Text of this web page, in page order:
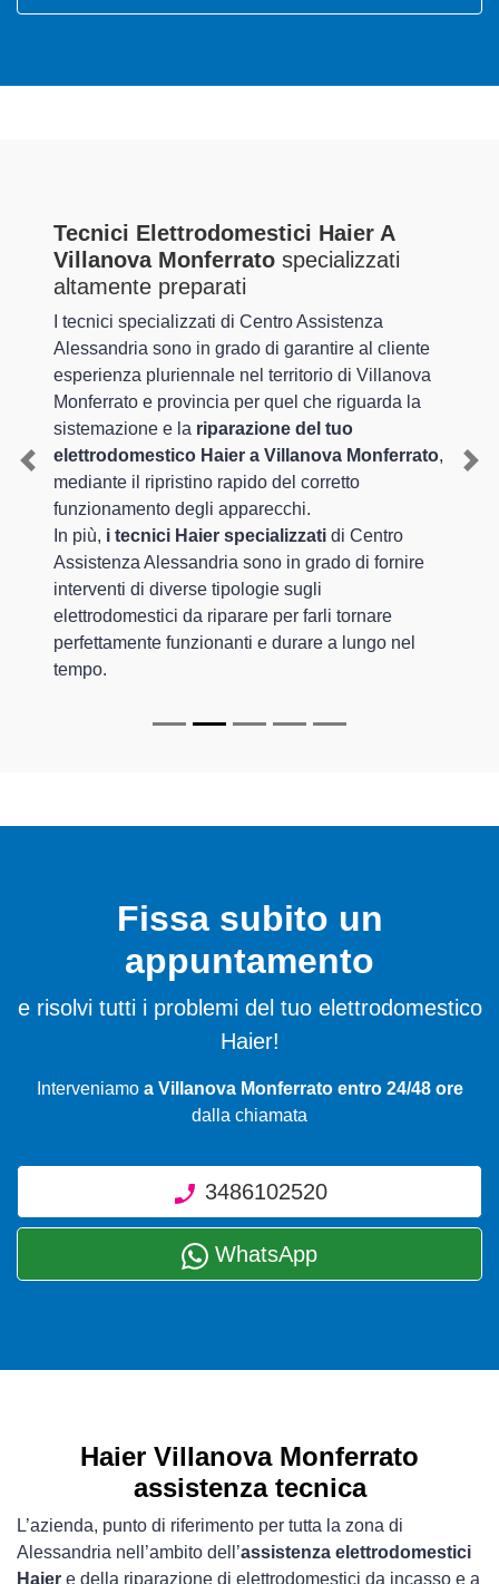
Tecnici Elettrodomestici Haier A
Villanova Monferrato specializzati
altamente preparati
I tecnici specializzati di Centro Assistenza
Alessandria sono in grado di garantire al cliente
esperienza pluriennale nel territorio di Villanova
Monferrato e provincia per quel che riguarda la
sistemazione e la riparazione del tuo
elettrodomestico Haier a Villanova Monferrato,
mediante il ripristino rapido del corretto
funzionamento degli apparecchi.
In più, i tecnici Haier specializzati di Centro
Assistenza Alessandria sono in grado di fornire
interventi di diverse tipologie sugli
elettrodomestici da riparare per farli tornare
perfettamente funzionanti e durare a lungo nel
tempo.
Previous
Fissa subito un
appuntamento
e risolvi tutti i problemi del tuo elettrodomestico
Haier!
Interveniamo a Villanova Monferrato entro 24/48 ore
dalla chiamata
3486102520
WhatsApp
Haier Villanova Monferrato
assistenza tecnica
L’azienda, punto di riferimento per tutta la zona di
Alessandria nell’ambito dell’assistenza elettrodomestici
Haier e della riparazione di elettrodomestici da incasso e a